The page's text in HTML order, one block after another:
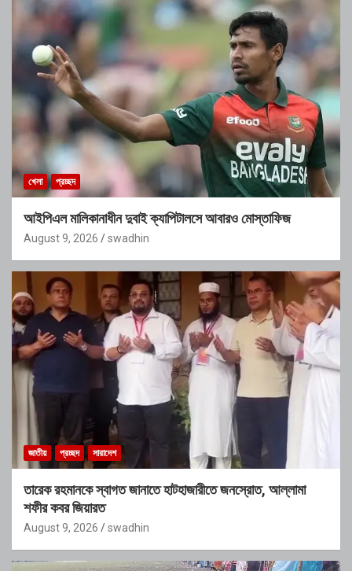
খেলা প্রচ্ছদ
আইপিএল মালিকানাধীন দুবাই ক্যাপিটালসে আবারও মোস্তাফিজ
August 9, 2026 swadhin
জাতীয় প্রচ্ছদ সারাদেশ
তারেক রহমানকে স্বাগত জানাতে হাটহাজারীতে জনস্রোত, আল্লামা
শফীর কবর জিয়ারত
August 9, 2026 swadhin